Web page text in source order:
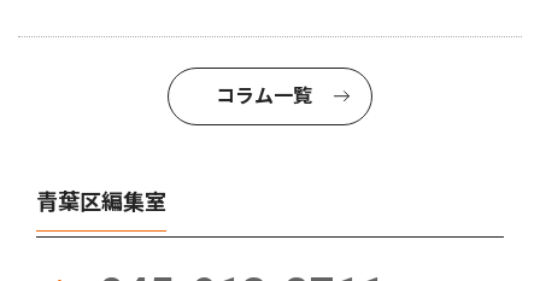
コラム一覧
青葉区編集室